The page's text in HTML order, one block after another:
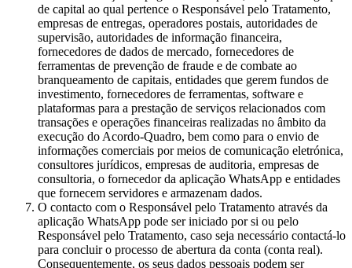
de capital ao qual pertence o Responsável pelo Tratamento,
empresas de entregas, operadores postais, autoridades de
supervisão, autoridades de informação financeira,
fornecedores de dados de mercado, fornecedores de
ferramentas de prevenção de fraude e de combate ao
branqueamento de capitais, entidades que gerem fundos de
investimento, fornecedores de ferramentas, software e
plataformas para a prestação de serviços relacionados com
transações e operações financeiras realizadas no âmbito da
execução do Acordo-Quadro, bem como para o envio de
informações comerciais por meios de comunicação eletrónica,
consultores jurídicos, empresas de auditoria, empresas de
consultoria, o fornecedor da aplicação WhatsApp e entidades
que fornecem servidores e armazenam dados.
O contacto com o Responsável pelo Tratamento através da
aplicação WhatsApp pode ser iniciado por si ou pelo
Responsável pelo Tratamento, caso seja necessário contactá-lo
para concluir o processo de abertura da conta (conta real).
Consequentemente, os seus dados pessoais podem ser